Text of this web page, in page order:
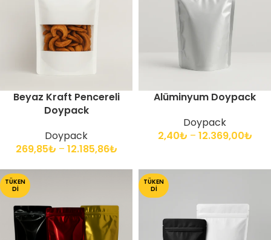
Beyaz Kraft Pencereli
Doypack
Doypack
269,85₺ – 12.185,86₺
Alüminyum Doypack
Doypack
2,40₺ – 12.369,00₺
TÜKEN
DI
TÜKEN
DI